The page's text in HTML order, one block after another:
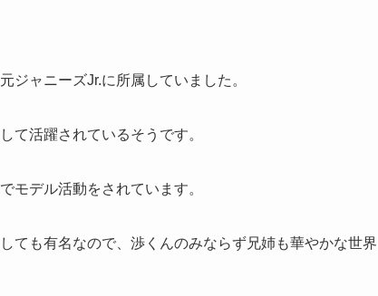
ジャニーズJr.に所属していました。
て活躍されているそうです。
モデル活動をされています。
ても有名なので、渉くんのみならず兄姉も華やかな世界